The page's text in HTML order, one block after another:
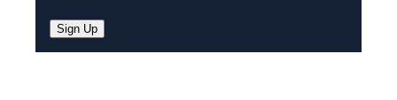
Sign Up